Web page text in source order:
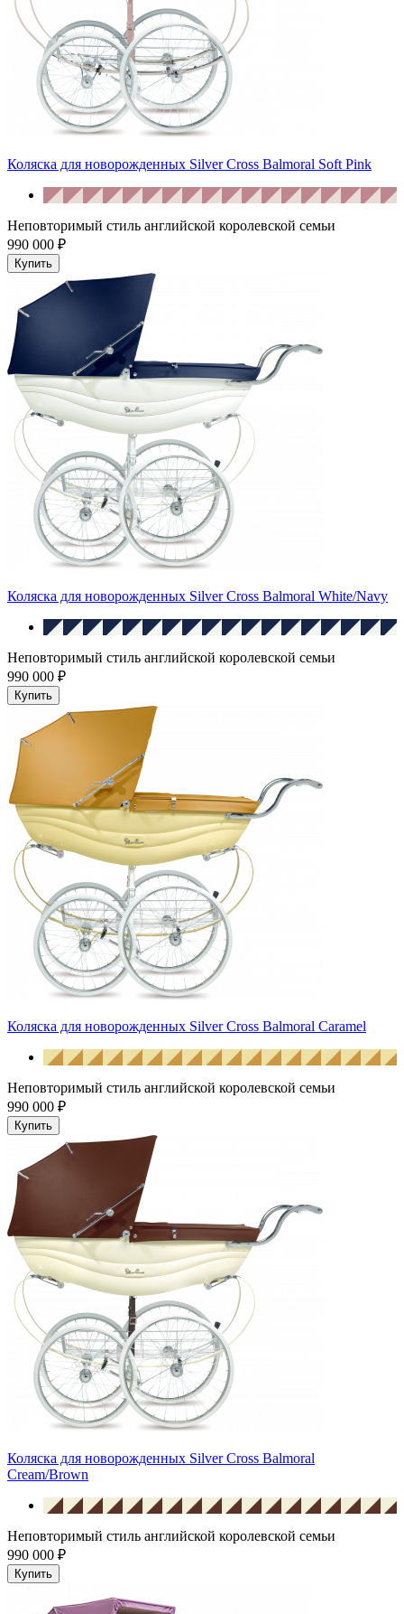
Коляска для новорожденных Silver Cross Balmoral Soft Pink
Неповторимый стиль английской королевской семьи
990 000 ₽
Купить
Коляска для новорожденных Silver Cross Balmoral White/Navy
Неповторимый стиль английской королевской семьи
990 000 ₽
Купить
Коляска для новорожденных Silver Cross Balmoral Caramel
Неповторимый стиль английской королевской семьи
990 000 ₽
Купить
Коляска для новорожденных Silver Cross Balmoral
Cream/Brown
Неповторимый стиль английской королевской семьи
990 000 ₽
Купить